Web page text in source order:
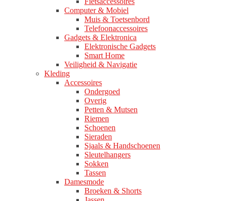
Computer & Mobiel
Muis & Toetsenbord
Telefoonaccessoires
Gadgets & Elektronica
Elektronische Gadgets
Smart Home
Veiligheid & Navigatie
Kleding
Accessoires
Ondergoed
Overig
Petten & Mutsen
Riemen
Schoenen
Sieraden
Sjaals & Handschoenen
Sleutelhangers
Sokken
Tassen
Damesmode
Broeken & Shorts